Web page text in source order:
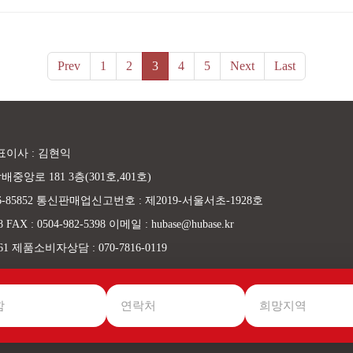
Prev 1 2 3 4 5 Next Last
이사 : 김현익
중앙로 181 3층(301호,401호)
85852 통신판매업신고번호 : 제2019-서울서초-1928호
: 0504-982-5398 이메일 : hubase@hubase.kr
제품소비자상담 : 070-7816-0119